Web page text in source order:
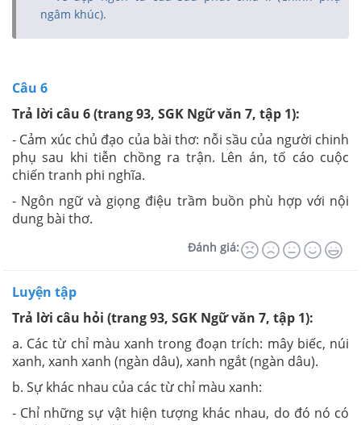
ngâm khúc).
Câu 6
Trả lời câu 6 (trang 93, SGK Ngữ văn 7, tập 1):
- Cảm xúc chủ đạo của bài thơ: nỗi sầu của người chinh
phụ sau khi tiễn chồng ra trận. Lên án, tố cáo cuộc
chiến tranh phi nghĩa.
- Ngôn ngữ và giọng điệu trầm buồn phù hợp với nội
dung bài thơ.
Đánh giá:
Luyện tập
Trả lời câu hỏi (trang 93, SGK Ngữ văn 7, tập 1):
a. Các từ chỉ màu xanh trong đoạn trích: mây biếc, núi
xanh, xanh xanh (ngàn dâu), xanh ngắt (ngàn dâu).
b. Sự khác nhau của các từ chỉ màu xanh:
- Chỉ những sự vật hiện tượng khác nhau, do đó nó có